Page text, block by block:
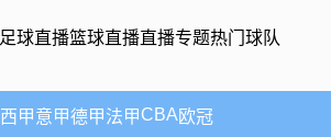
足球直播篮球直播直播专题热门球队
西甲意甲德甲法甲CBA欧冠